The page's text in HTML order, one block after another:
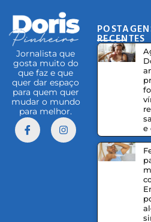
Jornalista que
gosta muito do
que faz e que
quer dar espaço
para quem quer
mudar o mundo
para melhor.
RECENTES
e